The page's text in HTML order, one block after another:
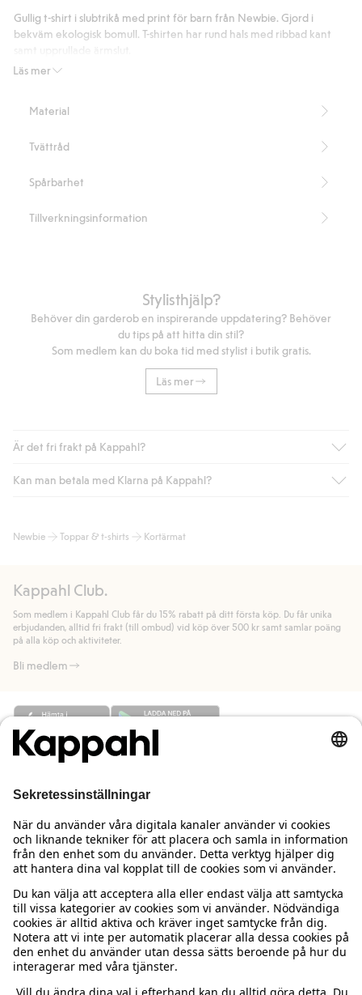
32
betyg
Läs mer
Gullig t-shirt i slubtrikå med print för barn från Newbie. Gjord i
bekväm ekologisk bomull. T-shirten har rund hals med ribbad kant
Innehåller 100% ekologisk bomull.
Material
Tvättråd
Spårbarhet
Tillverkningsinformation
Stylisthjälp?
Behöver din garderob en inspirerande uppdatering? Behöver
du tips på att hitta din stil?
Som medlem kan du boka tid med stylist i butik gratis.
Läs mer
Är det fri frakt på Kappahl?
Är du medlem i Kappahl Club har du alltid gratis frakt till butik
automatik efter du loggat in och identifierats som medlem.
handlar för.
Läs mer
Kan man betala med Klarna på Kappahl?
bland annat faktura och swish men även andra betalningssätt.
allmänna villkor.
Läs mer
Newbie Toppar & t-shirts Kortärmat
Kappahl Club.
Som medlem i Kappahl Club får du 15% rabatt på ditt första köp. Du får unika
erbjudanden, alltid fri frakt (till ombud) vid köp över 500 kr samt samlar poäng
på alla köp och aktiviteter.
Bli medlem
Behöver du hjälp?
Kundservice
Vanliga frågor
Beställning & retur
Kontakta oss
Kappahl Club
Logga in
Kappahl Club
Medlemsvillkor
Om oss
Om Kappahl Group
Villkor & policy
Köpvillkor Sverige
Mer från oss